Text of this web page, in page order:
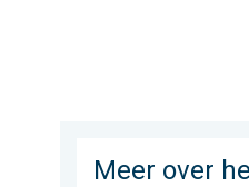
Meer over